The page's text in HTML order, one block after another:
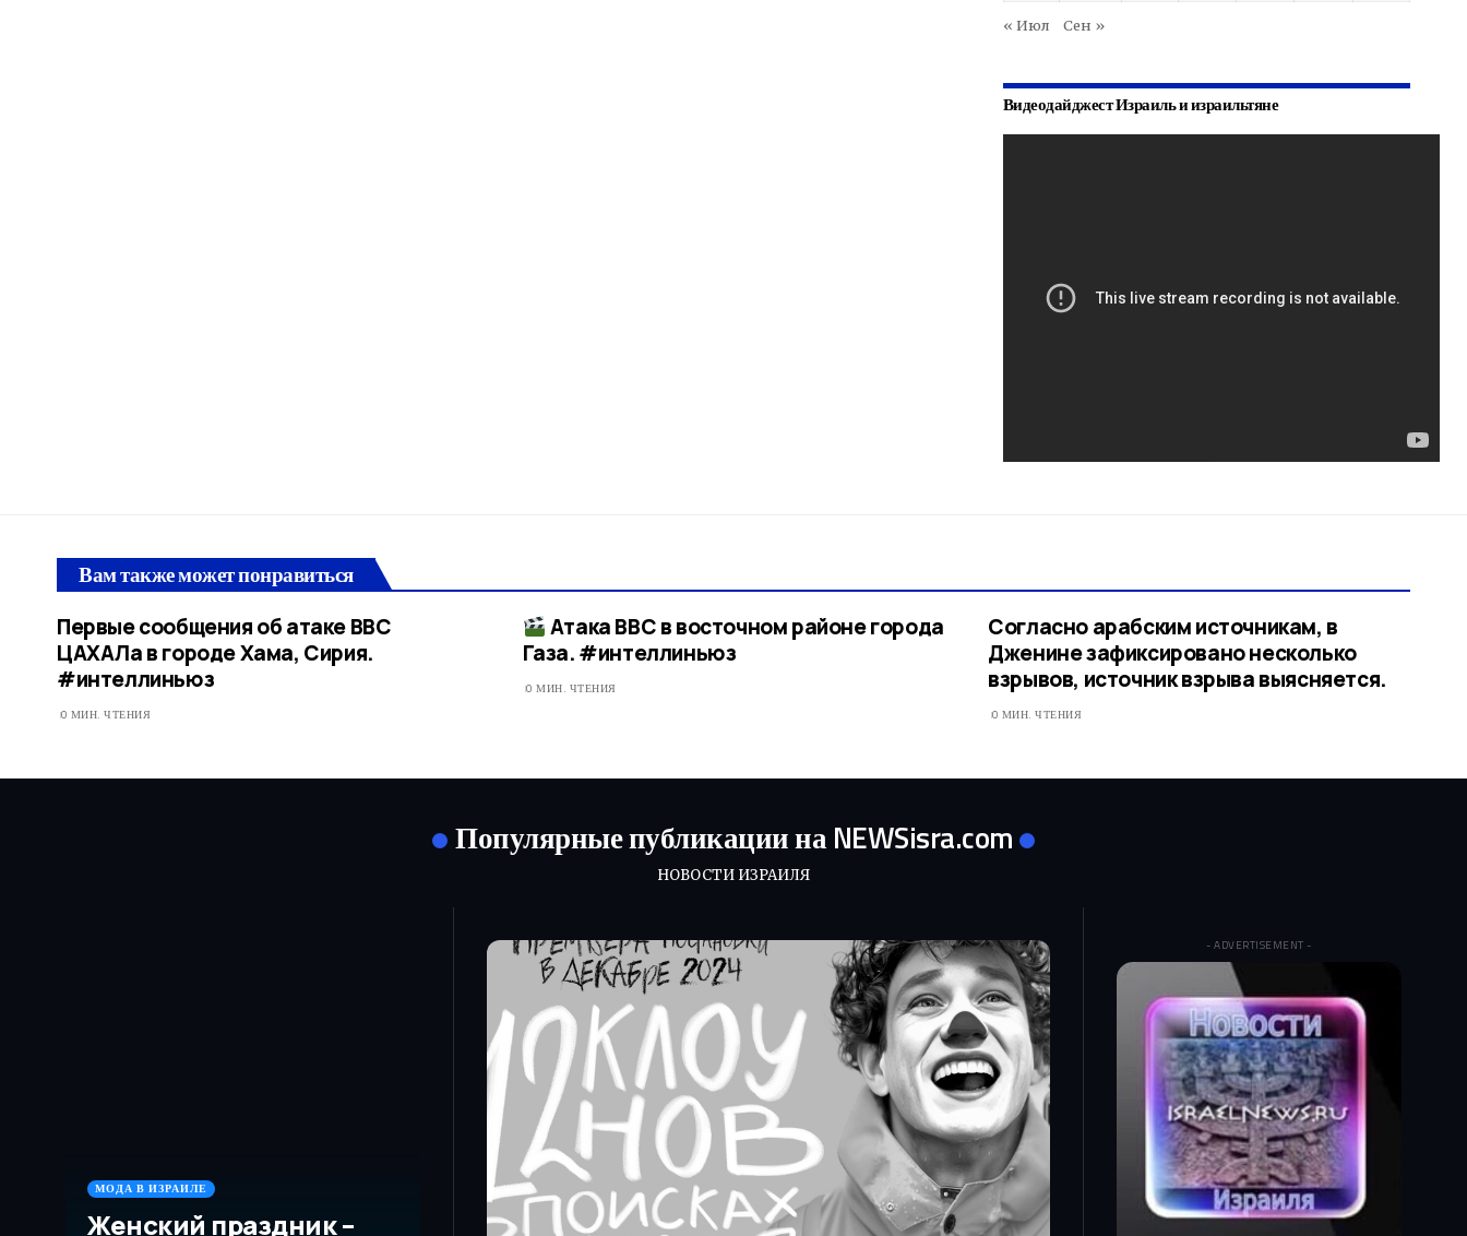
« Июл Сен »
Видеодайджест Израиль и израильтяне
Вам также может понравиться
Первые сообщения об атаке ВВС
ЦАХАЛа в городе Хама, Сирия.
#интеллиньюз
0 МИН. ЧТЕНИЯ
Атака ВВС в восточном районе города
Газа. #интеллиньюз​
0 МИН. ЧТЕНИЯ
Согласно арабским источникам, в
Дженине зафиксировано несколько
взрывов, источник взрыва выясняется.
0 МИН. ЧТЕНИЯ
Популярные публикации на NEWSisra.com
НОВОСТИ ИЗРАИЛЯ
МОДА В ИЗРАИЛЕ
Женский праздник –
- ADVERTISEMENT -